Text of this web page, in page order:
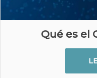
Qué es el